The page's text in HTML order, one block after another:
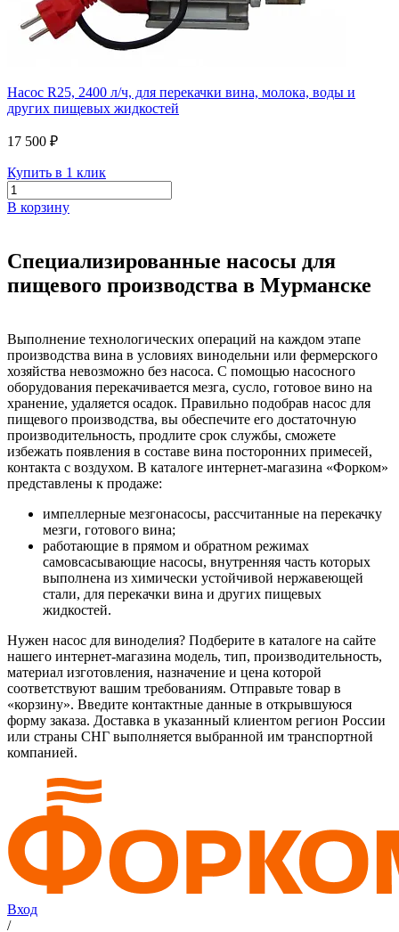
Насос R25, 2400 л/ч, для перекачки вина, молока, воды и
других пищевых жидкостей
17 500 ₽
Купить в 1 клик
В корзину
Специализированные насосы для
пищевого производства в Мурманске
Выполнение технологических операций на каждом этапе
производства вина в условиях винодельни или фермерского
хозяйства невозможно без насоса. С помощью насосного
оборудования перекачивается мезга, сусло, готовое вино на
хранение, удаляется осадок. Правильно подобрав насос для
пищевого производства, вы обеспечите его достаточную
производительность, продлите срок службы, сможете
избежать появления в составе вина посторонних примесей,
контакта с воздухом. В каталоге интернет-магазина «Форком»
представлены к продаже:
импеллерные мезгонасосы, рассчитанные на перекачку
мезги, готового вина;
работающие в прямом и обратном режимах
самовсасывающие насосы, внутренняя часть которых
выполнена из химически устойчивой нержавеющей
стали, для перекачки вина и других пищевых
жидкостей.
Нужен насос для виноделия? Подберите в каталоге на сайте
нашего интернет-магазина модель, тип, производительность,
материал изготовления, назначение и цена которой
соответствуют вашим требованиям. Отправьте товар в
«корзину». Введите контактные данные в открывшуюся
форму заказа. Доставка в указанный клиентом регион России
или страны СНГ выполняется выбранной им транспортной
компанией.
Вход
/